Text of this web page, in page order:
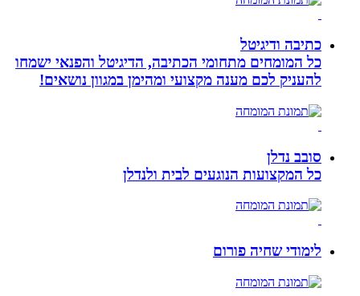
כתיבה ודיגיטל
כל המומחים מתחומי הכתיבה, הדיגיטל והפנאי ישמחו
להעניק לכם מענה מקצועי ומהימן במגוון נושאים!
סובב נדלן
כל המקצועות הנוגעים לבית ולנדלן
לימודי שחיה פורום